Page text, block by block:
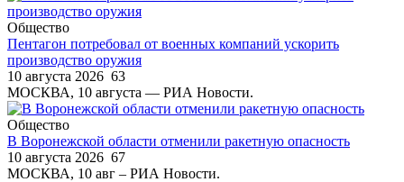
Общество
Пентагон потребовал от военных компаний ускорить
производство оружия
10 августа 2026 63
МОСКВА, 10 августа — РИА Новости.
Общество
В Воронежской области отменили ракетную опасность
10 августа 2026 67
МОСКВА, 10 авг – РИА Новости.